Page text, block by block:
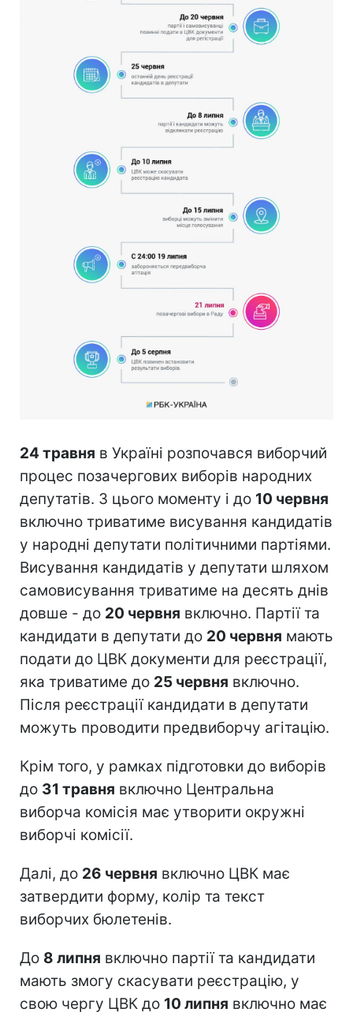
24 травня в Україні розпочався виборчий
процес позачергових виборів народних
депутатів. З цього моменту і до 10 червня
включно триватиме висування кандидатів
у народні депутати політичними партіями.
Висування кандидатів у депутати шляхом
самовисування триватиме на десять днів
довше - до 20 червня включно. Партії та
кандидати в депутати до 20 червня мають
подати до ЦВК документи для реєстрації,
яка триватиме до 25 червня включно.
Після реєстрації кандидати в депутати
можуть проводити предвиборчу агітацію.
Крім того, у рамках підготовки до виборів
до 31 травня включно Центральна
виборча комісія має утворити окружні
виборчі комісії.
Далі, до 26 червня включно ЦВК має
затвердити форму, колір та текст
виборчих бюлетенів.
До 8 липня включно партії та кандидати
мають змогу скасувати реєстрацію, у
свою чергу ЦВК до 10 липня включно має